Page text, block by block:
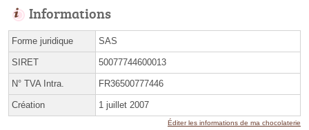
Informations
Forme juridique SAS
SIRET 50077744600013
N° TVA Intra. FR36500777446
Création 1 juillet 2007
Éditer les informations de ma chocolaterie